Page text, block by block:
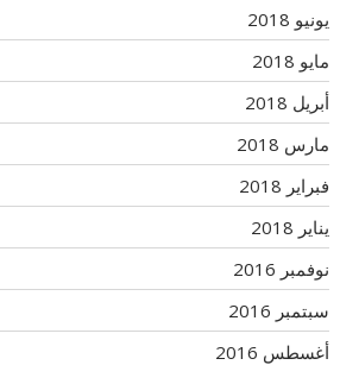
يونيو 2018
مايو 2018
أبريل 2018
مارس 2018
فبراير 2018
يناير 2018
نوفمبر 2016
سبتمبر 2016
أغسطس 2016